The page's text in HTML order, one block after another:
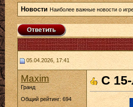
Новости Наиболее важные новости о
05.04.2026, 17:41
Maxim
Гранд
Общий рейтинг: 694
С